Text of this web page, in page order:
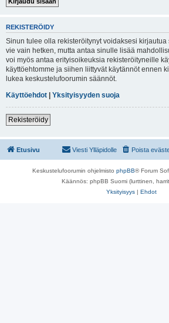
REKISTERÖIDY
Sinun tulee olla rekisteröitynyt voidaksesi
vie vain hetken, mutta antaa sinulle lisää
voi myös antaa erityisoikeuksia rekisteröityneille
käyttöehtomme ja siihen liittyvät käytännöt ennen
lukea keskustelufoorumin säännöt.
Käyttöehdot | Yksityisyyden suoja
Rekisteröidy
Etusivu Poista
Viesti Ylläpidolle
Keskustelufoorumin ohjelmisto phpBB® Forum
Käännös: phpBB Suomi (lurttinen,
Yksityisyys | Ehdot